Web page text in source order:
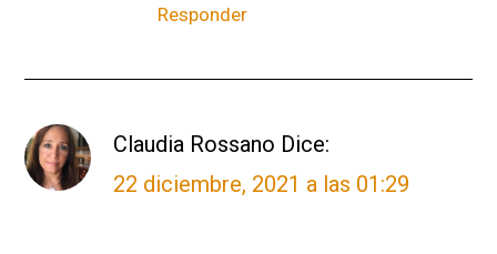
Responder
Claudia Rossano Dice:
22 diciembre, 2021 a las 01:29